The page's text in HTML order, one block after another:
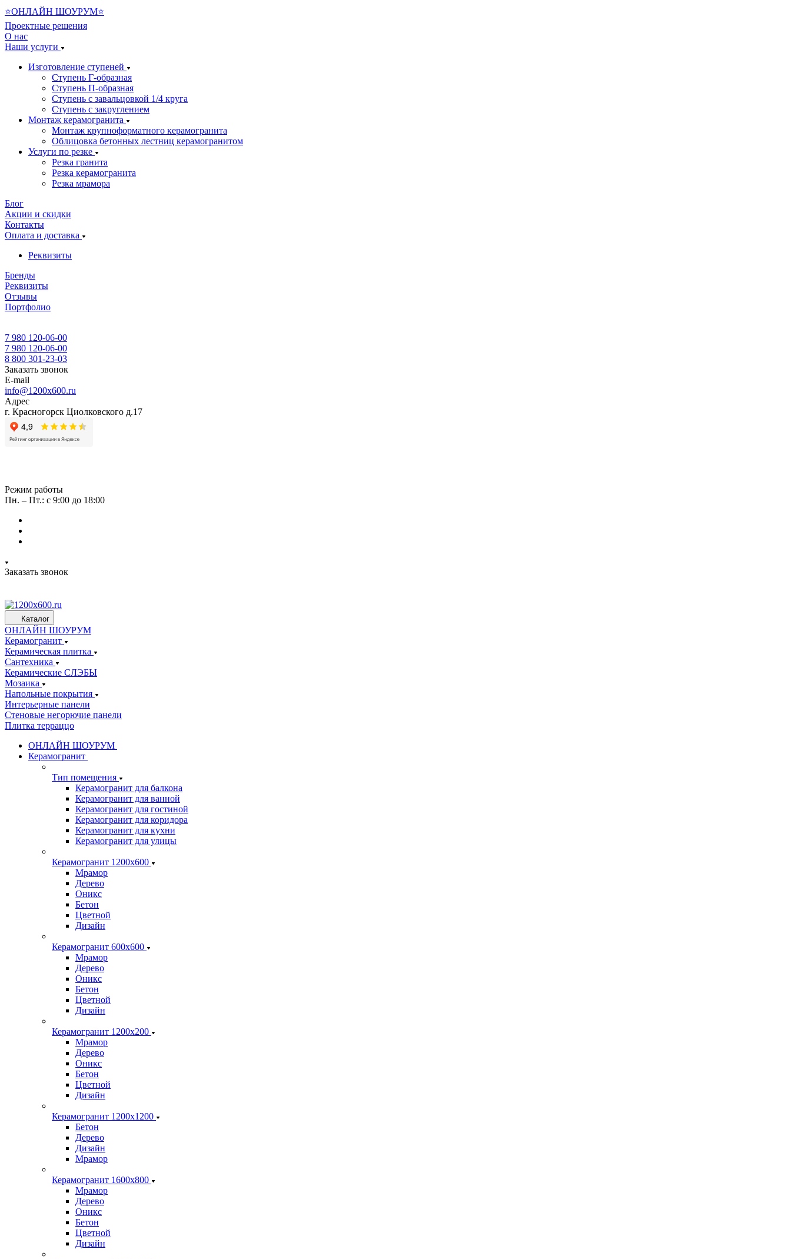
⭐ОНЛАЙН ШОУРУМ⭐
Проектные решения
О нас
Наши услуги
Изготовление ступеней
Ступень Г-образная
Ступень П-образная
Ступень с завальцовкой 1/4 круга
Ступень с закруглением
Монтаж керамогранита
Монтаж крупноформатного керамогранита
Облицовка бетонных лестниц керамогранитом
Услуги по резке
Резка гранита
Резка керамогранита
Резка мрамора
Блог
Акции и скидки
Контакты
Оплата и доставка
Реквизиты
Бренды
Реквизиты
Отзывы
Портфолио
7 980 120-06-00
7 980 120-06-00
8 800 301-23-03
Заказать звонок
E-mail
info@1200x600.ru
Адрес
г. Красногорск Циолковского д.17
Режим работы
Пн. – Пт.: с 9:00 до 18:00
Заказать звонок
Каталог
ОНЛАЙН ШОУРУМ
Керамогранит
Керамическая плитка
Сантехника
Керамические СЛЭБЫ
Мозаика
Напольные покрытия
Интерьерные панели
Стеновые негорючие панели
Плитка терраццо
ОНЛАЙН ШОУРУМ
Керамогранит
Тип помещения
Керамогранит для балкона
Керамогранит для ванной
Керамогранит для гостиной
Керамогранит для коридора
Керамогранит для кухни
Керамогранит для улицы
Керамогранит 1200х600
Мрамор
Дерево
Оникс
Бетон
Цветной
Дизайн
Керамогранит 600х600
Мрамор
Дерево
Оникс
Бетон
Цветной
Дизайн
Керамогранит 1200x200
Мрамор
Дерево
Оникс
Бетон
Цветной
Дизайн
Керамогранит 1200x1200
Бетон
Дерево
Дизайн
Мрамор
Керамогранит 1600х800
Мрамор
Дерево
Оникс
Бетон
Цветной
Дизайн